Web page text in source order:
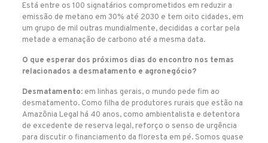
Está entre os 100 signatários comprometidos em reduzir a
emissão de metano em 30% até 2030 e tem oito cidades, em
um grupo de mil outras mundialmente, decididas a cortar pela
metade a emanação de carbono até a mesma data.
O que esperar dos próximos dias do encontro nos temas
relacionados a desmatamento e agronegócio?
Desmatamento: em linhas gerais, o mundo pede fim ao
desmatamento. Como filha de produtores rurais que estão na
Amazônia Legal há 40 anos, como ambientalista e detentora
de excedente de reserva legal, reforço o senso de urgência
para discutir o financiamento da floresta em pé. Somos quase